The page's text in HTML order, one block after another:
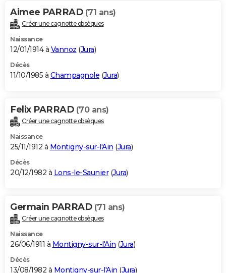
Aimee PARRAD (71 ans)
Créer une cagnotte obsèques
Naissance
12/01/1914 à Vannoz (Jura)
Décès
11/10/1985 à Champagnole (Jura)
Felix PARRAD (70 ans)
Créer une cagnotte obsèques
Naissance
25/11/1912 à Montigny-sur-l'Ain (Jura)
Décès
20/12/1982 à Lons-le-Saunier(Jura)
Germain PARRAD (71 ans)
Créer une cagnotte obsèques
Naissance
26/06/1911 à Montigny-sur-l'Ain (Jura)
Décès
13/08/1982 à Montigny-sur-l'Ain (Jura)